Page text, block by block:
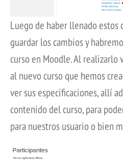
Luego de haber llenado estos
guardar los cambios y
curso en Moodle. Al
al nuevo curso que hemos
ver sus especificaciones, allí
contenido del curso, para
para nuestros usuario o bien